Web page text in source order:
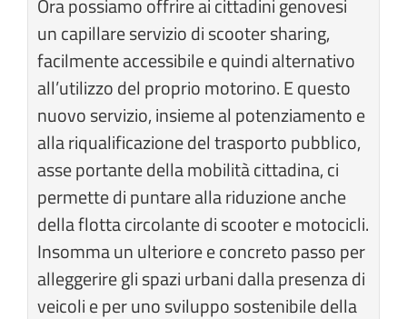
Ora possiamo offrire ai cittadini genovesi
un capillare servizio di scooter sharing,
facilmente accessibile e quindi alternativo
all’utilizzo del proprio motorino. E questo
nuovo servizio, insieme al potenziamento e
alla riqualificazione del trasporto pubblico,
asse portante della mobilità cittadina, ci
permette di puntare alla riduzione anche
della flotta circolante di scooter e motocicli.
Insomma un ulteriore e concreto passo per
alleggerire gli spazi urbani dalla presenza di
veicoli e per uno sviluppo sostenibile della